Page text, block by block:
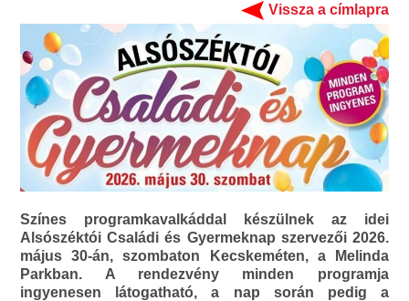
Vissza a címlapra
Színes programkavalkáddal készülnek az idei
Alsószéktói Családi és Gyermeknap szervezői 2026.
május 30-án, szombaton Kecskeméten, a Melinda
Parkban. A rendezvény minden programja
ingyenesen látogatható, a nap során pedig a